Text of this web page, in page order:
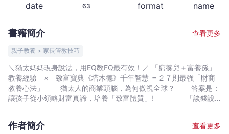
樣
說：
EQ
教
FQ
有
63
書籍簡介 查看更多
親子教養 > 家長管教技巧
＼猶太媽媽現身說法，用EQ教FQ最有效！／ 「窮養兒＋富養孫」
教養經驗 × 致富寶典《塔木德》千年智慧 ＝２７則最強「財商
教養心法」 猶太人的商業頭腦，為何傲視全球？ 答案是：
讓孩子從小領略財富真諦，培養「致富體質」! 「談錢說
拉根據多年育兒＆育孫經驗， 結合塔木德的智慧、以色列的實
作者簡介
查看更多